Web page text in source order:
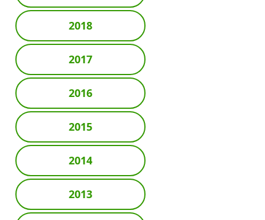
2018
2017
2016
2015
2014
2013